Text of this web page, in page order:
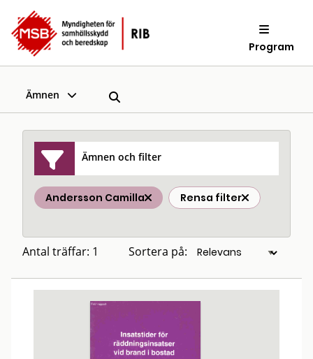
Program
Ämnen
Ämnen och filter
Andersson Camilla Rensa filter
Antal träffar: 1 Sortera på: